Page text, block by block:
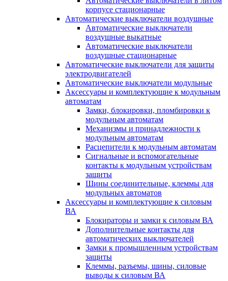
корпусе стационарные
Автоматические выключатели воздушные
Автоматические выключатели
воздушные выкатные
Автоматические выключатели
воздушные стационарные
Автоматические выключатели для защиты
электродвигателей
Автоматические выключатели модульные
Аксессуары и комплектующие к модульным
автоматам
Замки, блокировки, пломбировки к
модульным автоматам
Механизмы и принадлежности к
модульным автоматам
Расцепители к модульным автоматам
Сигнальные и вспомогательные
контакты к модульным устройствам
защиты
Шины соединительные, клеммы для
модульных автоматов
Аксессуары и комплектующие к силовым
ВА
Блокираторы и замки к силовым ВА
Дополнительные контакты для
автоматических выключателей
Замки к промышленным устройствам
защиты
Клеммы, разъемы, шины, силовые
выводы к силовым ВА